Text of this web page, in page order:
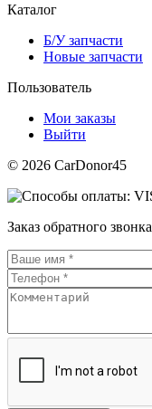
Каталог
Б/У запчасти
Новые запчасти
Пользователь
Мои заказы
Выйти
© 2026 CarDonor45
Заказ обратного звонка